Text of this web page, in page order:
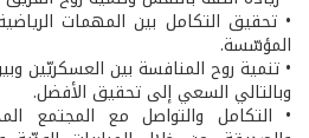
• تحقيق التكامل بين المهمات
المؤسّسة.
• تنمية روح المنافسة بين العسكريّين
وبالتالي السعي إلى تحقيق الأفضل.
• التكامل والتواصل مع المجتمع